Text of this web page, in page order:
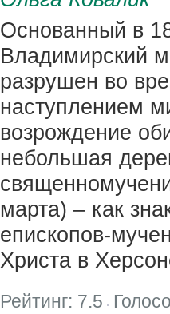
Основанный в
Владимирский
разрушен во
наступлением
возрождение
небольшая
марта) – как
епископов-
Христа в
Рейтинг: 7.5